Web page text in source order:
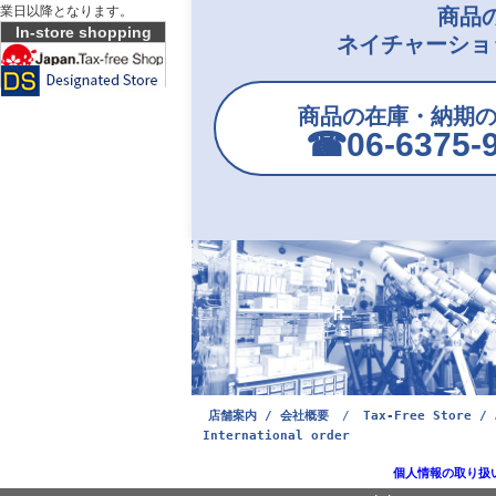
業日以降となります。
In-store shopping
商品
ネイチャーシ
商品の在庫・納期
☎︎06-6375-
店舗案内 / 会社概要 /
Tax-Free Store /
International order
個人情報の取り扱